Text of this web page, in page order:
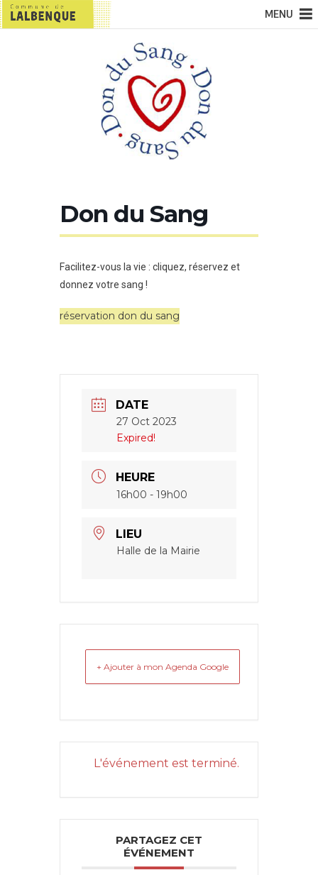
MENU
Don du Sang
Facilitez-vous la vie : cliquez, réservez et
donnez votre sang !
réservation don du sang
DATE
27 Oct 2023
Expired!
HEURE
16h00 - 19h00
LIEU
Halle de la Mairie
+ Ajouter à mon Agenda Google
L'événement est terminé.
PARTAGEZ CET
ÉVÉNEMENT